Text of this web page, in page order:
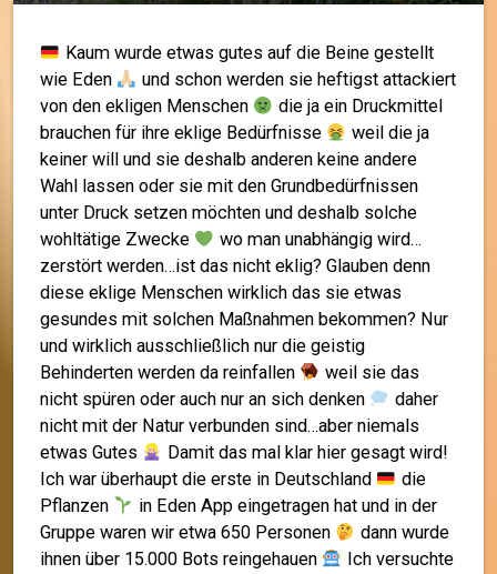
Kaum wurde etwas gutes auf die Beine gestellt
wie Eden
und schon werden sie heftigst attackiert
von den ekligen Menschen
die ja ein Druckmittel
brauchen für ihre eklige Bedürfnisse
weil die ja
keiner will und sie deshalb anderen keine andere
Wahl lassen oder sie mit den Grundbedürfnissen
unter Druck setzen möchten und deshalb solche
wohltätige Zwecke
wo man unabhängig wird…
zerstört werden…ist das nicht eklig? Glauben denn
diese eklige Menschen wirklich das sie etwas
gesundes mit solchen Maßnahmen bekommen? Nur
und wirklich ausschließlich nur die geistig
Behinderten werden da reinfallen
weil sie das
nicht spüren oder auch nur an sich denken
daher
nicht mit der Natur verbunden sind…aber niemals
etwas Gutes
Damit das mal klar hier gesagt wird!
Ich war überhaupt die erste in Deutschland
die
Pflanzen
in Eden App eingetragen hat und in der
Gruppe waren wir etwa 650 Personen
dann wurde
ihnen über 15.000 Bots reingehauen
Ich versuchte